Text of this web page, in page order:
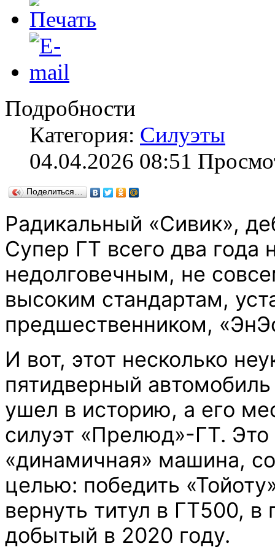
Подробности
Категория: Силуэты
04.04.2026 08:51
Поделиться…
Радикальный «Сивик»,
Супер ГТ всего два года
недолговечным, не
высоким стандартам,
предшественником,
И вот, этот несколько
пятидверный
ушел в историю, а его
силуэт «Прелюд»-ГТ. Это
«динамичная» машина,
целью: победить
вернуть титул в ГТ500, в
добытый в 2020 году.